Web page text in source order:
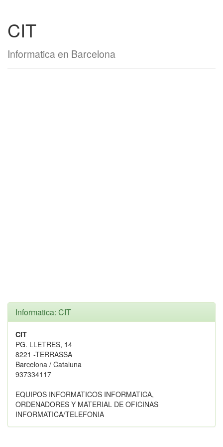
CIT
Informatica en Barcelona
Informatica: CIT
CIT
PG. LLETRES, 14
8221 -TERRASSA
Barcelona / Cataluna
937334117
EQUIPOS INFORMATICOS INFORMATICA,
ORDENADORES Y MATERIAL DE OFICINAS
INFORMATICA/TELEFONIA